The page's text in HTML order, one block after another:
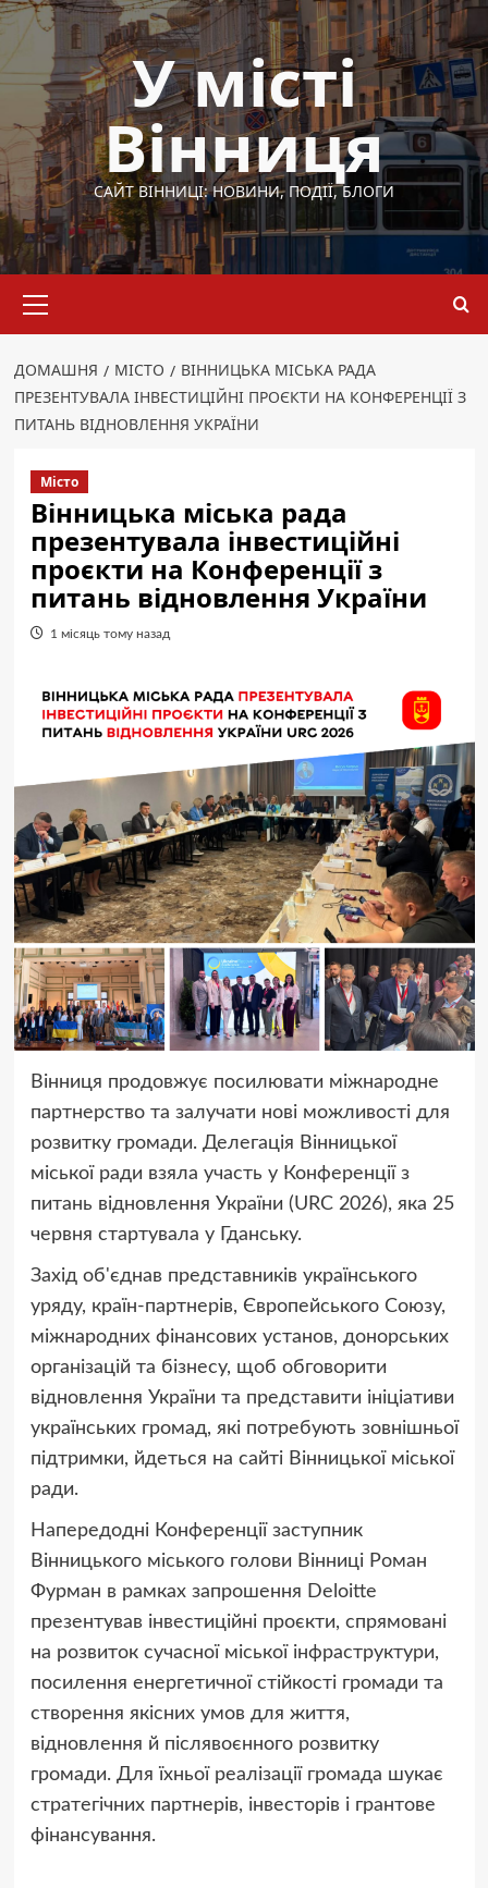
Перейти
до
вмісту
У місті
Вінниця
САЙТ ВІННИЦІ: НОВИНИ, ПОДІЇ, БЛОГИ
меню
ДОМАШНЯ МІСТО
ВІННИЦЬКА МІСЬКА РАДА
ПРЕЗЕНТУВАЛА ІНВЕСТИЦІЙНІ ПРОЄКТИ НА КОНФЕРЕНЦІЇ З
ПИТАНЬ ВІДНОВЛЕННЯ УКРАЇНИ
Місто
Вінницька міська рада
презентувала інвестиційні
проєкти на Конференції з
питань відновлення України
1 місяць тому назад
Вінниця продовжує посилювати міжнародне
партнерство та залучати нові можливості для
розвитку громади. Делегація Вінницької
міської ради взяла участь у Конференції з
питань відновлення України (URC 2026), яка 25
червня стартувала у Гданську.
Захід об'єднав представників українського
уряду, країн-партнерів, Європейського Союзу,
міжнародних фінансових установ, донорських
організацій та бізнесу, щоб обговорити
відновлення України та представити ініціативи
українських громад, які потребують зовнішньої
підтримки, йдеться на сайті Вінницької міської
ради.
Напередодні Конференції заступник
Вінницького міського голови Вінниці Роман
Фурман в рамках запрошення Deloitte
презентував інвестиційні проєкти, спрямовані
на розвиток сучасної міської інфраструктури,
посилення енергетичної стійкості громади та
створення якісних умов для життя,
відновлення й післявоєнного розвитку
громади. Для їхньої реалізації громада шукає
стратегічних партнерів, інвесторів і грантове
фінансування.